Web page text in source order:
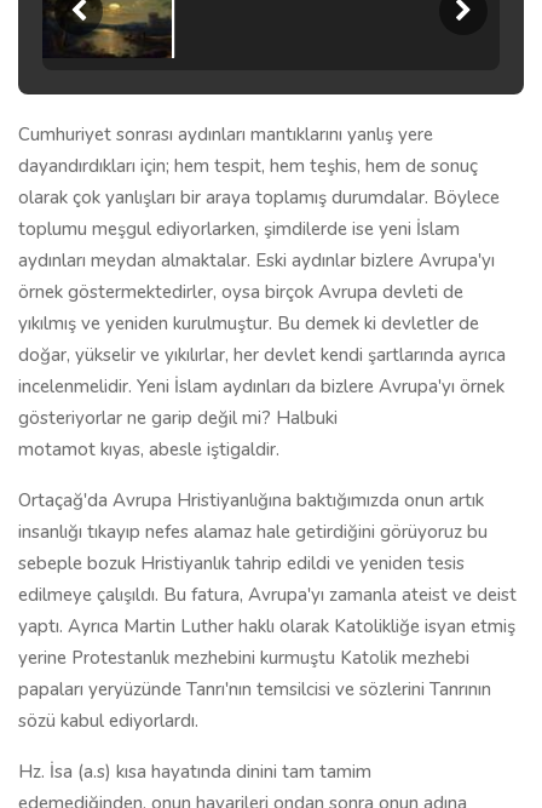
Cumhuriyet sonrası aydınları mantıklarını yanlış yere
dayandırdıkları için; hem tespit, hem teşhis, hem de sonuç
olarak çok yanlışları bir araya toplamış durumdalar. Böylece
toplumu meşgul ediyorlarken, şimdilerde ise yeni İslam
aydınları meydan almaktalar. Eski aydınlar bizlere Avrupa'yı
örnek göstermektedirler, oysa birçok Avrupa devleti de
yıkılmış ve yeniden kurulmuştur. Bu demek ki devletler de
doğar, yükselir ve yıkılırlar, her devlet kendi şartlarında ayrıca
incelenmelidir. Yeni İslam aydınları da bizlere Avrupa'yı örnek
gösteriyorlar ne garip değil mi? Halbuki
motamot kıyas, abesle iştigaldir.
Ortaçağ'da Avrupa Hristiyanlığına baktığımızda onun artık
insanlığı tıkayıp nefes alamaz hale getirdiğini görüyoruz bu
sebeple bozuk Hristiyanlık tahrip edildi ve yeniden tesis
edilmeye çalışıldı. Bu fatura, Avrupa'yı zamanla ateist ve deist
yaptı. Ayrıca Martin Luther haklı olarak Katolikliğe isyan etmiş
yerine Protestanlık mezhebini kurmuştu Katolik mezhebi
papaları yeryüzünde Tanrı'nın temsilcisi ve sözlerini Tanrının
sözü kabul ediyorlardı.
Hz. İsa (a.s) kısa hayatında dinini tam tamim
edemediğinden, onun havarileri ondan sonra onun adına